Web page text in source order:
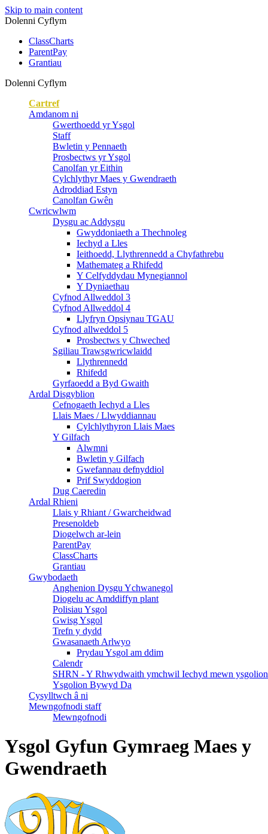
Skip to main content
Dolenni Cyflym
ClassCharts
ParentPay
Grantiau
Dolenni Cyflym
Cartref
Amdanom ni
Gwerthoedd yr Ysgol
Staff
Bwletin y Pennaeth
Prosbectws yr Ysgol
Canolfan yr Eithin
Cylchlythyr Maes y Gwendraeth
Adroddiad Estyn
Canolfan Gwên
Cwricwlwm
Dysgu ac Addysgu
Gwyddoniaeth a Thechnoleg
Iechyd a Lles
Ieithoedd, Llythrennedd a Chyfathrebu
Mathemateg a Rhifedd
Y Celfyddydau Mynegiannol
Y Dyniaethau
Cyfnod Allweddol 3
Cyfnod Allweddol 4
Llyfryn Opsiynau TGAU
Cyfnod allweddol 5
Prosbectws y Chweched
Sgiliau Trawsgwricwlaidd
Llythrennedd
Rhifedd
Gyrfaoedd a Byd Gwaith
Ardal Disgyblion
Cefnogaeth Iechyd a Lles
Llais Maes / Llwyddiannau
Cylchlythyron Llais Maes
Y Gilfach
Alwmni
Bwletin y Gilfach
Gwefannau defnyddiol
Prif Swyddogion
Dug Caeredin
Ardal Rhieni
Llais y Rhiant / Gwarcheidwad
Presenoldeb
Diogelwch ar-lein
ParentPay
ClassCharts
Grantiau
Gwybodaeth
Anghenion Dysgu Ychwanegol
Diogelu ac Amddiffyn plant
Polisiau Ysgol
Gwisg Ysgol
Trefn y dydd
Gwasanaeth Arlwyo
Prydau Ysgol am ddim
Calendr
SHRN - Y Rhwydwaith ymchwil Iechyd mewn ysgolion
Ysgolion Bywyd Da
Cysylltwch â ni
Mewngofnodi staff
Mewngofnodi
Ysgol Gyfun Gymraeg Maes y
Gwendraeth